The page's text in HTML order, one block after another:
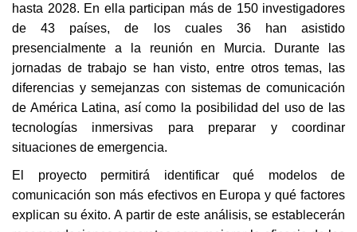
hasta 2028. En ella participan más de 150 investigadores
de 43 países, de los cuales 36 han asistido
presencialmente a la reunión en Murcia. Durante las
jornadas de trabajo se han visto, entre otros temas, las
diferencias y semejanzas con sistemas de comunicación
de América Latina, así como la posibilidad del uso de las
tecnologías inmersivas para preparar y coordinar
situaciones de emergencia.
El proyecto permitirá identificar qué modelos de
comunicación son más efectivos en Europa y qué factores
explican su éxito. A partir de este análisis, se establecerán